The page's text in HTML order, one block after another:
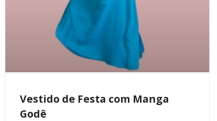
Vestido de Festa com Manga
Godê